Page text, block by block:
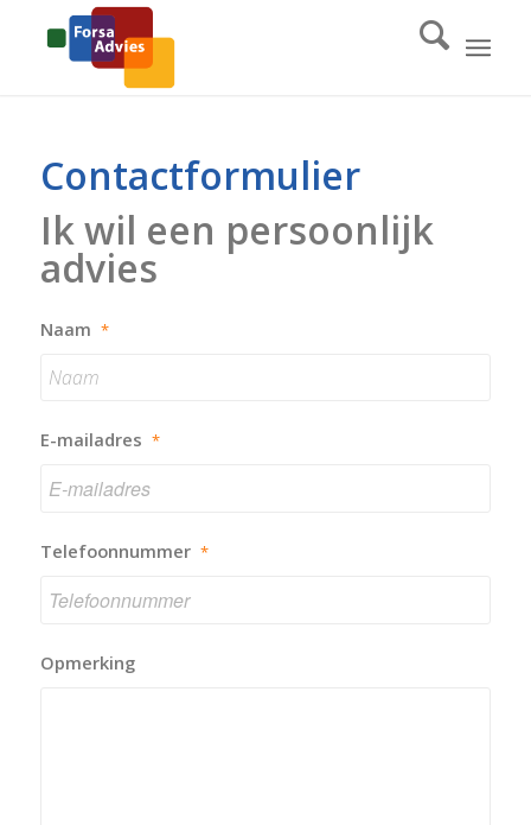
Contactformulier
Ik wil een persoonlijk
advies
Naam *
E-mailadres *
Telefoonnummer *
Opmerking